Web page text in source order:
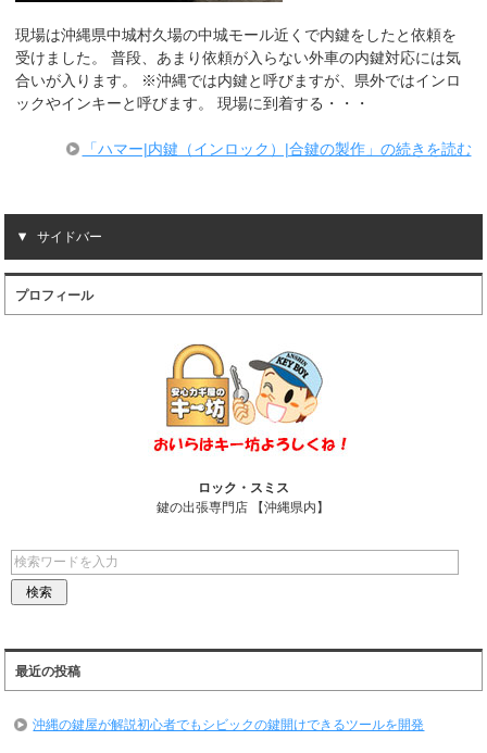
現場は沖縄県中城村久場の中城モール近くで内鍵をしたと依頼を
受けました。 普段、あまり依頼が入らない外車の内鍵対応には気
合いが入ります。 ※沖縄では内鍵と呼びますが、県外ではインロ
ックやインキーと呼びます。 現場に到着する・・・
「ハマー|内鍵（インロック）|合鍵の製作」の続きを読む
サイドバー
プロフィール
ロック・スミス
鍵の出張専門店 【沖縄県内】
最近の投稿
沖縄の鍵屋が解説初心者でもシビックの鍵開けできるツールを開発